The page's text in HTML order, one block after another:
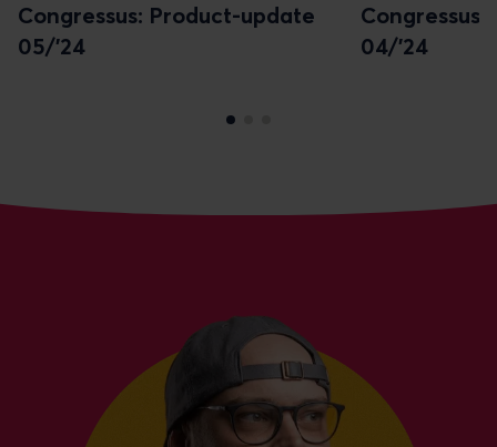
Congressus: Product-update
05/'24
04/'24